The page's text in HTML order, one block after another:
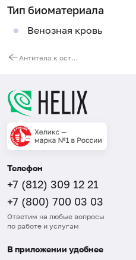
Тип биоматериала
Венозная кровь
Антитела к островковым клеткам поджелудочной железы, IgG
Телефон
+7 (812) 309 12 21
+7 (800) 700 03 03
Ответим на любые вопросы
по работе и услугам
В приложении удобнее